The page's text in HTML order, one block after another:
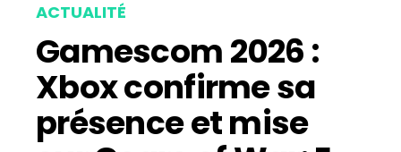
ACTUALITÉ
Gamescom 2026 :
Xbox confirme sa
présence et mise